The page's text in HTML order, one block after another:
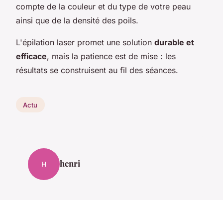
compte de la couleur et du type de votre peau
ainsi que de la densité des poils.
L'épilation laser promet une solution durable et
efficace, mais la patience est de mise : les
résultats se construisent au fil des séances.
Actu
H henri